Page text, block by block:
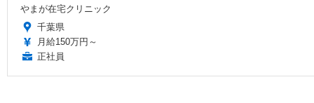
やまが在宅クリニック
千葉県
月給150万円～
正社員